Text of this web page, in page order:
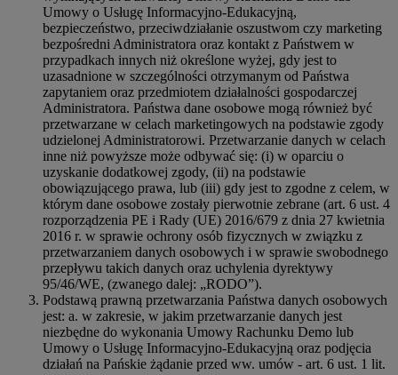
Umowy o Usługę Informacyjno-Edukacyjną,
bezpieczeństwo, przeciwdziałanie oszustwom czy marketing
bezpośredni Administratora oraz kontakt z Państwem w
przypadkach innych niż określone wyżej, gdy jest to
uzasadnione w szczególności otrzymanym od Państwa
zapytaniem oraz przedmiotem działalności gospodarczej
Administratora. Państwa dane osobowe mogą również być
przetwarzane w celach marketingowych na podstawie zgody
udzielonej Administratorowi. Przetwarzanie danych w celach
inne niż powyższe może odbywać się: (i) w oparciu o
uzyskanie dodatkowej zgody, (ii) na podstawie
obowiązującego prawa, lub (iii) gdy jest to zgodne z celem, w
którym dane osobowe zostały pierwotnie zebrane (art. 6 ust. 4
rozporządzenia PE i Rady (UE) 2016/679 z dnia 27 kwietnia
2016 r. w sprawie ochrony osób fizycznych w związku z
przetwarzaniem danych osobowych i w sprawie swobodnego
przepływu takich danych oraz uchylenia dyrektywy
95/46/WE, (zwanego dalej: „RODO”).
Podstawą prawną przetwarzania Państwa danych osobowych
jest: a. w zakresie, w jakim przetwarzanie danych jest
niezbędne do wykonania Umowy Rachunku Demo lub
Umowy o Usługę Informacyjno-Edukacyjną oraz podjęcia
działań na Pańskie żądanie przed ww. umów - art. 6 ust. 1 lit.